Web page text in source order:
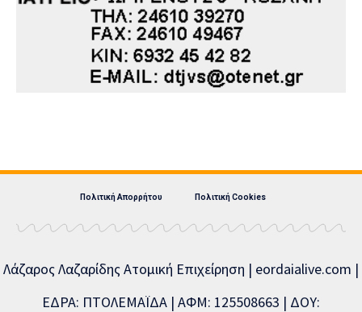
Πολιτική Απορρήτου Πολιτική Cookies
Λάζαρος Λαζαρίδης Ατομική Επιχείρηση | eordaialive.com |
ΕΔΡΑ: ΠΤΟΛΕΜΑΪΔΑ | ΑΦΜ: 125508663 | ΔΟΥ: